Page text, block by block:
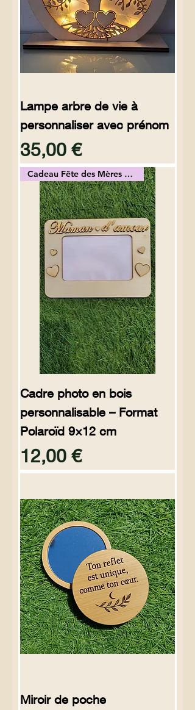
Lampe arbre de vie à
personnaliser avec prénom
Preço
35,00 €
Cadeau Fête des Mères ou Mamie
Cadre photo en bois
personnalisable – Format
Polaroïd 9×12 cm
Preço
12,00 €
Miroir de poche